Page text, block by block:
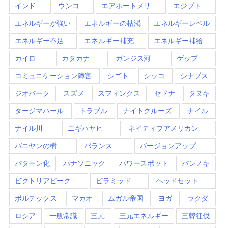
インド ウンコ エアポートメサ エジプト
エネルギーが強い エネルギーの枯渇 エネルギーレベル
エネルギー不足 エネルギー補充 エネルギー補給
カイロ カタカナ ガンジス河 ゲップ
コミュニケーション障害 シゴト シッコ シナプス
ジオパーク スズメ スフィンクス セドナ タヌキ
タージマハール トラブル ナイトクルーズ ナイル
ナイル川 ニギハヤヒ ネイティブアメリカン
バニヤンの樹 バランス バージョンアップ
パターン化 パナソニック パワースポット パンノキ
ビクトリアピーク ピラミッド ヘッドセット
ボルテックス マカオ ムガル帝国 ヨガ ラクダ
ロシア 一般常識 三元 三元エネルギー 三韓征伐